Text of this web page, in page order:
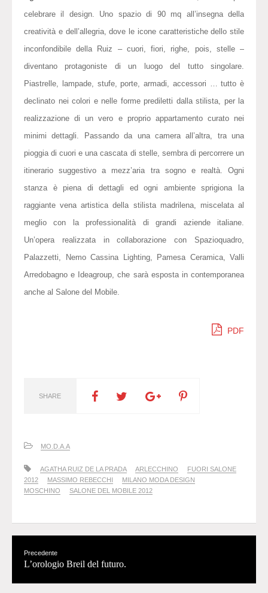
celebrare il design. Uno spazio di 90 mq all’insegna della
creatività e dell’allegria, dove le icone caratteristiche dello stile
inconfondibile della Ruiz – cuori, fiori, righe, pois, stelle –
diventano protagoniste di un luogo del tutto singolare.
Piastrelle, lampade, stufe, porte, armadi, accessori … tutto è
declinato nei colori e nelle forme prediletti dalla stilista, per la
realizzazione di un vero e proprio appartamento curato nei
minimi dettagli. Passando da una camera all’altra, tra una
pioggia di cuori e una cascata di stelle, sembra di percorrere un
itinerario suggestivo a mezz’aria tra sogno e realtà. Ogni
stanza è piena di dettagli ed ogni ambiente sprigiona la
raggiante vena artistica della stilista madrilena, miscelata al
meglio con la professionalità di grandi aziende italiane.
Un’opera realizzata in collaborazione con Spazioquadro,
Palazzetti, Nemo Cassina Lighting, Pamesa Ceramica, Valli
Arredobagno e Ideagroup, che sarà esposta in contemporanea
anche al Salone del Mobile.
PDF
SHARE
MO.D.A.A
AGATHA RUIZ DE LA PRADA ARLECCHINO
FUORI SALONE
2012
MASSIMO REBECCHI
MILANO MODA DESIGN
MOSCHINO
SALONE DEL MOBILE 2012
Precedente
L’orologio Breil del futuro.